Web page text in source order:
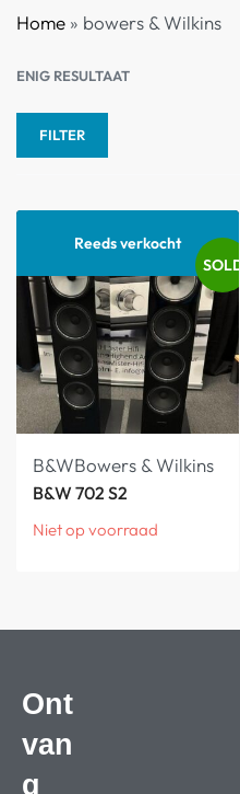
Home » bowers & Wilkins
ENIG RESULTAAT
FILTER
Reeds verkocht
SOLD
B&WBowers & Wilkins
B&W 702 S2
Niet op voorraad
Ont
van
g